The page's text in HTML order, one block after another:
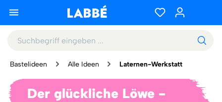
Bastelideen Alle Ideen Laternen-Werkstatt
Der glückliche Löwe -